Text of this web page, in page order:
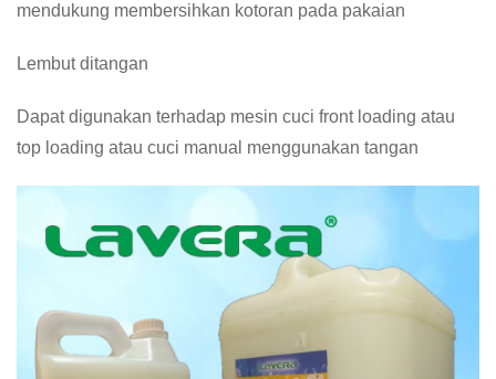
mendukung membersihkan kotoran pada pakaian
Lembut ditangan
Dapat digunakan terhadap mesin cuci front loading atau
top loading atau cuci manual menggunakan tangan